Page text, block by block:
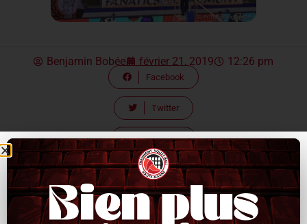
Benjamin Bobée février 21, 2019 12:26 pm
Facebook
Twitter
Linkedin
Après 2 défaites sur les 3 derniers matchs, le CVB 52 affrontera
leTLMVolley, avec l’espoir et la volonté de rebondir ! Victorieux
à l’aller, Silvano Prandi et ses hommes espèrent le même